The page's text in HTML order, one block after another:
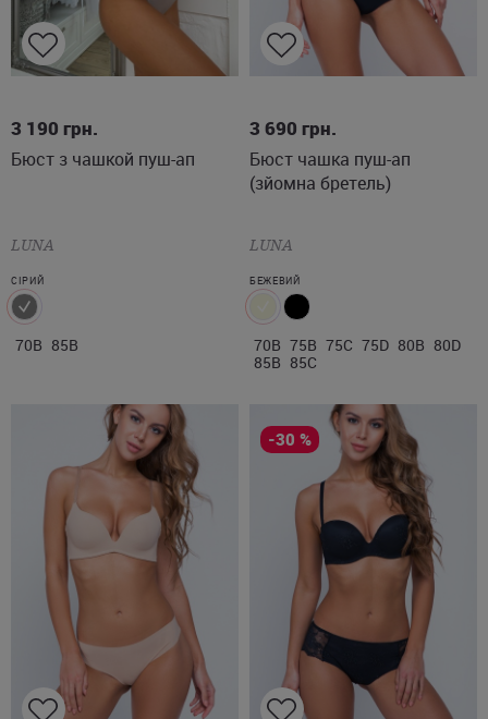
3 190 грн.
Бюст з чашкой пуш-ап
LUNA
СІРИЙ
70B 85B
80D 85B 85C
3 690 грн.
Бюст чашка пуш-ап
(зйомна бретель)
LUNA
БЕЖЕВИЙ
70B 75B 75C 75D 80B 80D
85B 85C
-30 %